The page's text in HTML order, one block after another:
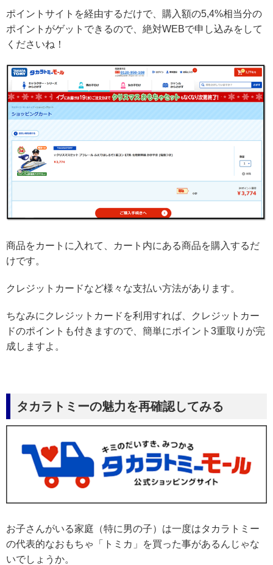
ポイントサイトを経由するだけで、購入額の5,4%相当分の
ポイントがゲットできるので、絶対WEBで申し込みをして
くださいね！
商品をカートに入れて、カート内にある商品を購入するだ
けです。
クレジットカードなど様々な支払い方法があります。
ちなみにクレジットカードを利用すれば、クレジットカー
ドのポイントも付きますので、簡単にポイント3重取りが完
成しますよ。
タカラトミーの魅力を再確認してみる
お子さんがいる家庭（特に男の子）は一度はタカラトミー
の代表的なおもちゃ「トミカ」を買った事があるんじゃな
いでしょうか。